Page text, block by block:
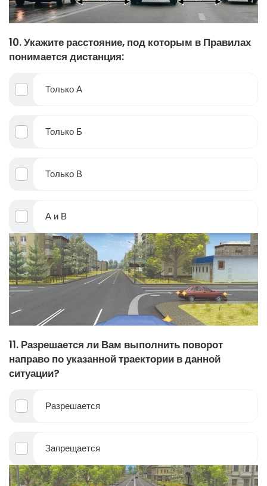
10. Укажите расстояние, под которым в Правилах
понимается дистанция:
Только А
Только Б
Только В
А и В
11. Разрешается ли Вам выполнить поворот
направо по указанной траектории в данной
ситуации?
Разрешается
Запрещается